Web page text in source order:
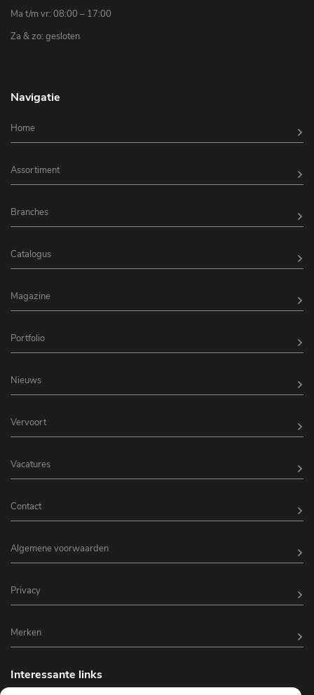
Ma t/m vr: 08:00 – 17:00
Za & zo: gesloten
Navigatie
Home
Assortiment
Branches
Catalogus
Magazine
Portfolio
Nieuws
Vervoort
Vacatures
Contact
Algemene voorwaarden
Privacy
Merken
Interessante links